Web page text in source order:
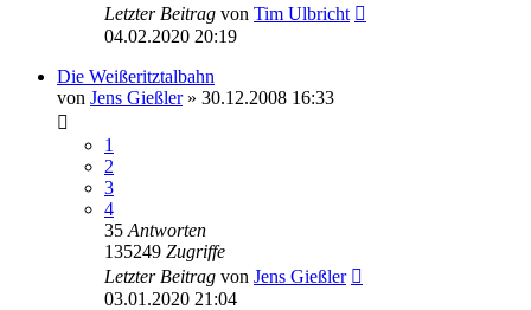
Letzter Beitrag von Tim Ulbricht
04.02.2020 20:19
Die Weißeritztalbahn
von Jens Gießler» 30.12.2008 16:33
1
2
3
4
35 Antworten
135249 Zugriffe
Letzter Beitrag von Jens Gießler
03.01.2020 21:04